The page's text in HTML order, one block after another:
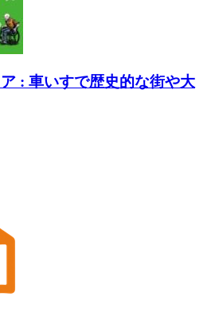
: 車いすで歴史的な街や大